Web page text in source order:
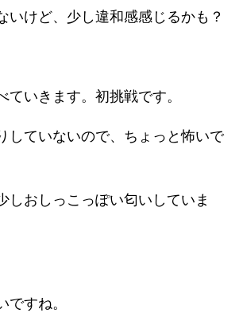
いけど、少し違和感感じるかも？
ていきます。初挑戦です。
していないので、ちょっと怖いで
しおしっこっぽい匂いしていま
ですね。